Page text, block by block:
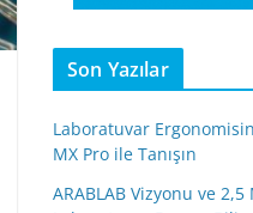
Son Yazılar
Laboratuvar
MX Pro ile Tanışın
ARABLAB Vizyonu ve